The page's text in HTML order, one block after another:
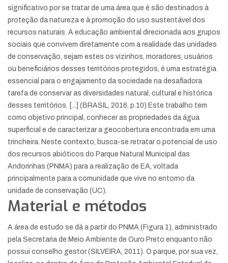
significativo por se tratar de uma área que é são destinados à
proteção da natureza e à promoção do uso sustentável dos
recursos naturais. A educação ambiental direcionada aos grupos
sociais que convivem diretamente com a realidade das unidades
de conservação, sejam estes os vizinhos, moradores, usuários
ou beneficiários desses territórios protegidos, é uma estratégia
essencial para o engajamento da sociedade na desafiadora
tarefa de conservar as diversidades natural, cultural e histórica
desses territórios. [...] (BRASIL, 2016, p.10) Este trabalho tem
como objetivo principal, conhecer as propriedades da água
superficial e de caracterizar a geocobertura encontrada em uma
trincheira. Neste contexto, busca-se retratar o potencial de uso
dos recursos abióticos do Parque Natural Municipal das
Andorinhas (PNMA) para a realização de EA, voltada
principalmente para a comunidade que vive no entorno da
unidade de conservação (UC).
Material e métodos
A área de estudo se dá a partir do PNMA (Figura 1), administrado
pela Secretaria de Meio Ambiente de Ouro Preto enquanto não
possui conselho gestor (SILVEIRA, 2011). O parque, por sua vez,